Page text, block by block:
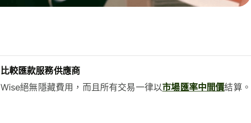
比較匯款服務供應商
Wise絕無隱藏費用，而且所有交易一律以市場匯率中間價結算。